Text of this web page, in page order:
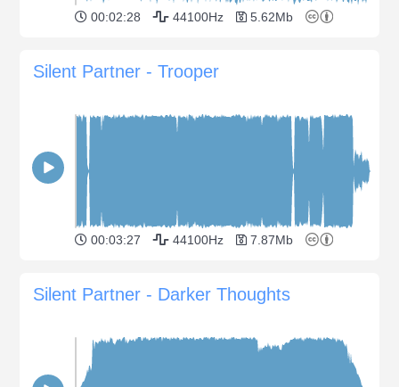
00:02:28 44100Hz 5.62Mb
Silent Partner - Trooper
00:03:27 44100Hz 7.87Mb
Silent Partner - Darker Thoughts